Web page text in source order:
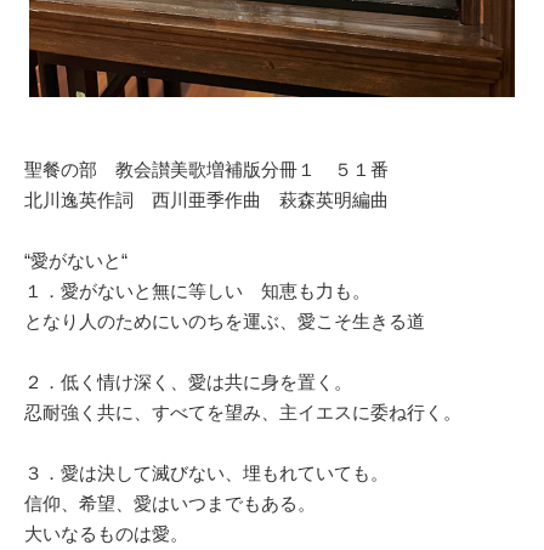
聖餐の部 教会讃美歌増補版分冊１ ５１番
北川逸英作詞 西川亜季作曲 萩森英明編曲
“愛がないと“
１．愛がないと無に等しい 知恵も力も。
となり人のためにいのちを運ぶ、愛こそ生きる道
２．低く情け深く、愛は共に身を置く。
忍耐強く共に、すべてを望み、主イエスに委ね行く。
３．愛は決して滅びない、埋もれていても。
信仰、希望、愛はいつまでもある。
大いなるものは愛。